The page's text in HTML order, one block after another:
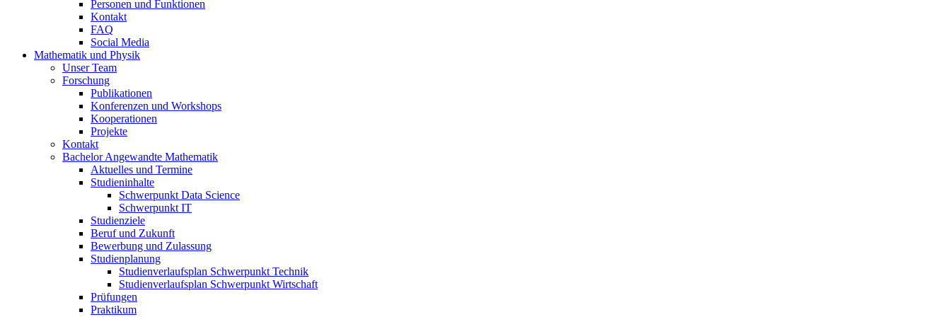
Personen und Funktionen
Kontakt
FAQ
Social Media
Mathematik und Physik
Unser Team
Forschung
Publikationen
Konferenzen und Workshops
Kooperationen
Projekte
Kontakt
Bachelor Angewandte Mathematik
Aktuelles und Termine
Studieninhalte
Schwerpunkt Data Science
Schwerpunkt IT
Studienziele
Beruf und Zukunft
Bewerbung und Zulassung
Studienplanung
Studienverlaufsplan Schwerpunkt Technik
Studienverlaufsplan Schwerpunkt Wirtschaft
Prüfungen
Praktikum